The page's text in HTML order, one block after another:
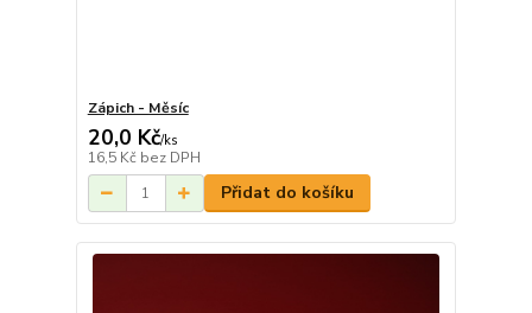
Zápich - Měsíc
20,0 Kč/ks
16,5 Kč bez DPH
Přidat do košíku